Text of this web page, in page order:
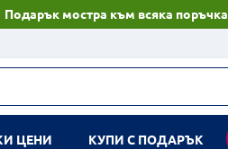
Подарък мостра към всяка поръчка
ЦЕНИ КУПИ С ПОДАРЪК